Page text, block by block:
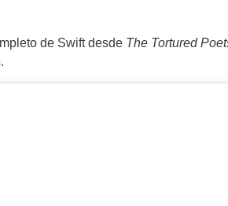
de Swift desde The Tortured